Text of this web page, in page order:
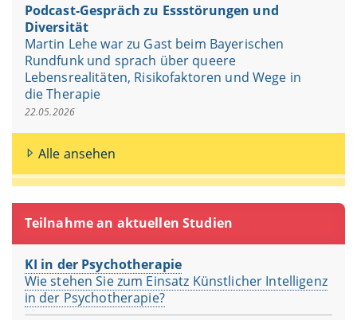
Podcast-Gespräch zu Essstörungen und
Diversität
Martin Lehe war zu Gast beim Bayerischen
Rundfunk und sprach über queere
Lebensrealitäten, Risikofaktoren und Wege in
die Therapie
22.05.2026
Alle ansehen
Teilnahme an aktuellen Studien
KI in der Psychotherapie
Wie stehen Sie zum Einsatz Künstlicher Intelligenz
in der Psychotherapie?